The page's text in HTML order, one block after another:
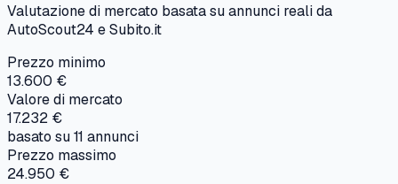
Valutazione di mercato basata su annunci reali da
AutoScout24 e Subito.it
Prezzo minimo
13.600 €
Valore di mercato
17.232 €
basato su11 annunci
Prezzo massimo
24.950 €